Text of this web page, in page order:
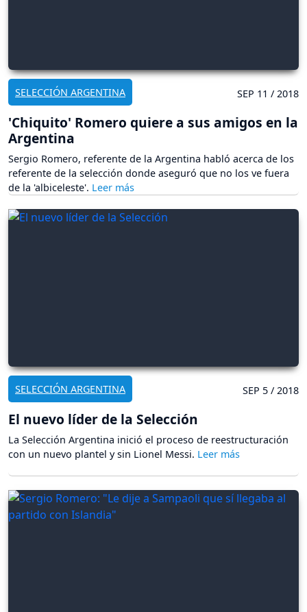
SELECCIÓN ARGENTINA SEP 11 / 2018
'Chiquito' Romero quiere a sus amigos en la
Argentina
Sergio Romero, referente de la Argentina habló acerca de los
referente de la selección donde aseguró que no los ve fuera
de la 'albiceleste'.
SELECCIÓN ARGENTINA SEP 5 / 2018
El nuevo líder de la Selección
La Selección Argentina inició el proceso de reestructuración
con un nuevo plantel y sin Lionel Messi.